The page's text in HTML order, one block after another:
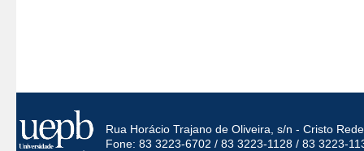
Rua Horácio Trajano de Oliveira, s/n - Cristo
Fone: 83 3223-6702 / 83 3223-1128 / 83 3223-